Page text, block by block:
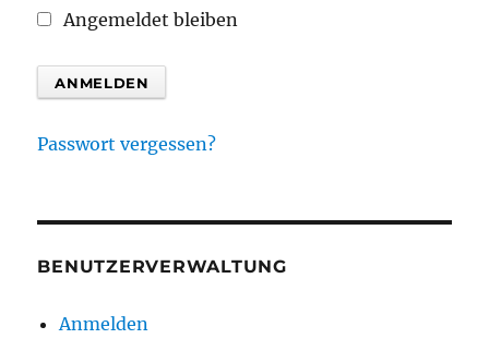
Angemeldet bleiben
Passwort vergessen?
BENUTZERVERWALTUNG
Anmelden